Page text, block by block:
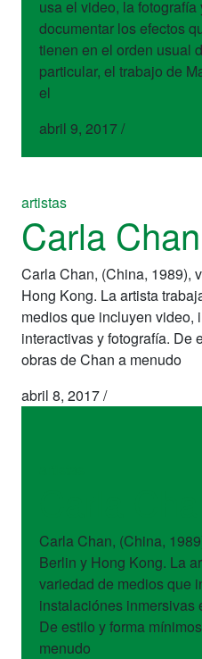
usa el video, la
documentar los efectos
tienen en el orden usual
particular, el trabajo de
el
abril 9, 2017/
artistas
Carla Chan
Carla Chan, (China, 1989),
Hong Kong. La artista
medios que incluyen video,
interactivas y fotografía. De
obras de Chan a menudo
abril 8, 2017/
Carla Chan, (China,
Berlin y Hong Kong. La
variedad de medios que
instalaciónes inmersivas
De estilo y forma
menudo